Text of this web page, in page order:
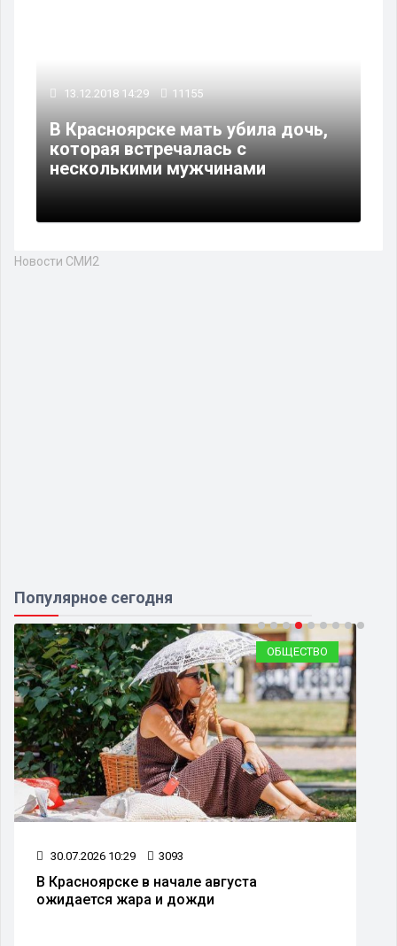
13.12.2018 14:29 11155
В Красноярске мать убила дочь,
которая встречалась с
несколькими мужчинами
Новости СМИ2
Популярное сегодня
ОБЩЕСТВО
08.07.2026 10:30 2398
В Красноярске изменят схему движения
транспорта на улице Дубровинского